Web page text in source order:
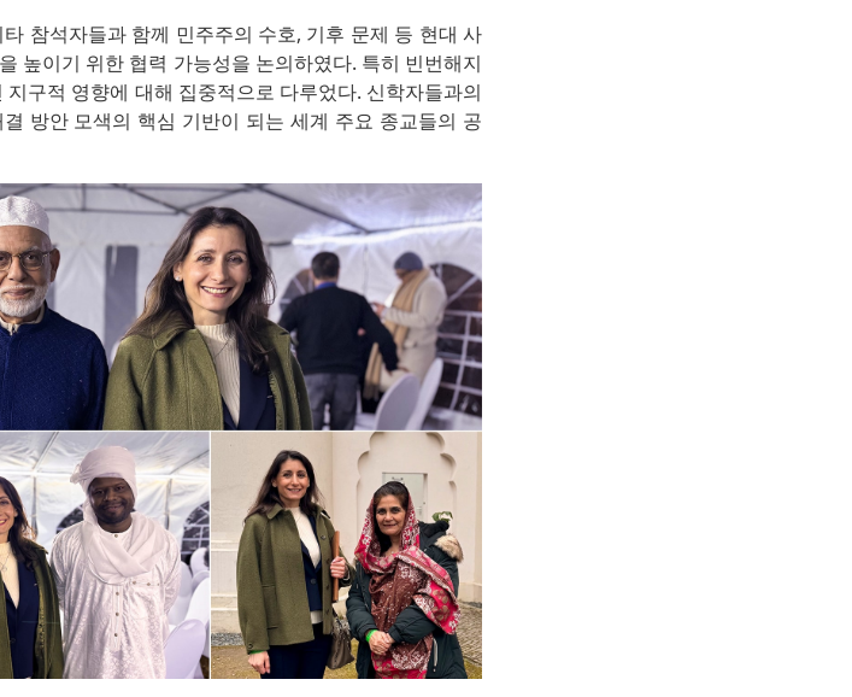
참석자들과 함께 민주주의 수호, 기후 문제 등 현대 사
높이기 위한 협력 가능성을 논의하였다. 특히 빈번해지
구적 영향에 대해 집중적으로 다루었다. 신학자들과의
방안 모색의 핵심 기반이 되는 세계 주요 종교들의 공